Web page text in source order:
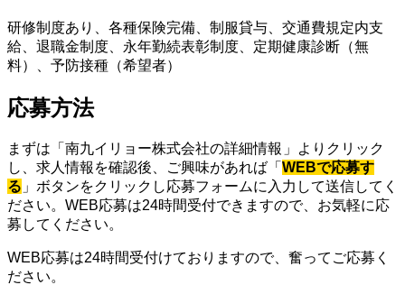
研修制度あり、各種保険完備、制服貸与、交通費規定内支
給、退職金制度、永年勤続表彰制度、定期健康診断（無
料）、予防接種（希望者）
応募方法
まずは「南九イリョー株式会社の詳細情報 」よりクリック
し、求人情報を確認後、ご興味があれば「 WEBで応募す
る 」ボタンをクリックし応募フォームに入力して送信してく
ださい。WEB応募は24時間受付できますので、お気軽に応
募してください。
WEB応募は24時間受付けておりますので、奮ってご応募く
ださい。